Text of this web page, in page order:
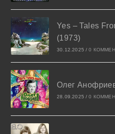
Yes – Tales
(1973)
30.12.2025 / 0
Олег
28.09.2025 / 0